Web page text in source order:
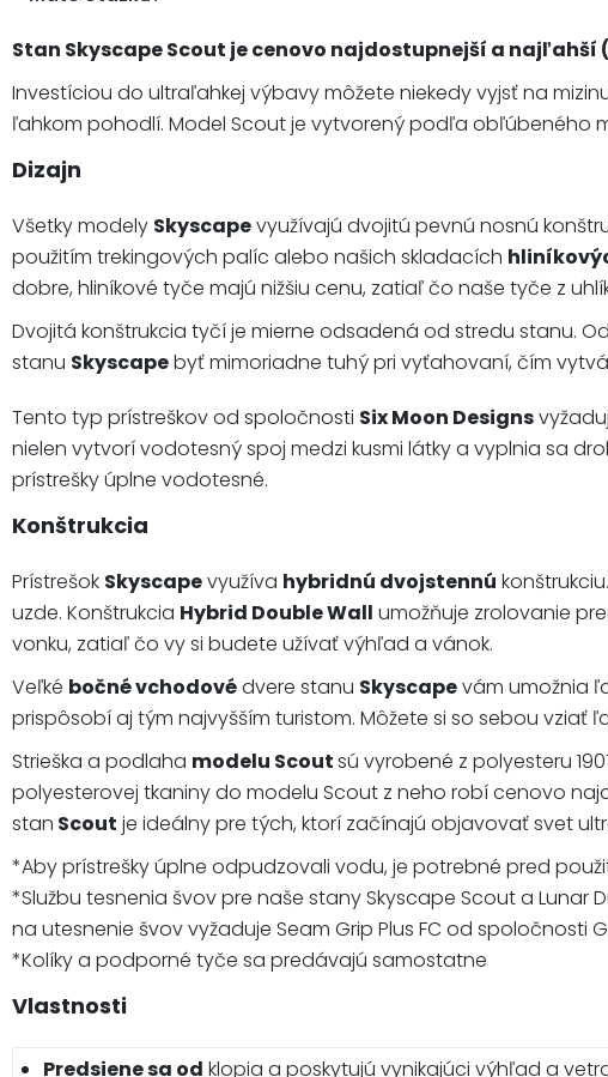
Stan Skyscape Scout je cenovo najdostupnejší a najľahší
Investíciou do ultraľahkej výbavy môžete niekedy vyjsť na
ľahkom pohodlí. Model Scout je vytvorený podľa obľúbeného
Dizajn
Všetky modely Skyscapevyužívajú dvojitú pevnú nosnú
použitím trekingových palíc alebo našich skladacích
dobre, hliníkové tyče majú nižšiu cenu, zatiaľ čo naše tyče z
Dvojitá konštrukcia tyčí je mierne odsadená od stredu stanu.
stanu Skyscapebyť mimoriadne tuhý pri vyťahovaní, čím
Tento typ prístreškov od spoločnosti Six Moon Designs
nielen vytvorí vodotesný spoj medzi kusmi látky a vyplnia sa
prístrešky úplne vodotesné.
Konštrukcia
Prístrešok Skyscapevyužíva hybridnú dvojstennú
uzde. Konštrukcia Hybrid Double Wall umožňuje zrolovanie
vonku, zatiaľ čo vy si budete užívať výhľad a vánok.
Veľké bočné vchodovédvere stanu Skyscapevám umožnia
prispôsobí aj tým najvyšším turistom. Môžete si so sebou vziať
Strieška a podlaha modelu Scoutsú vyrobené z polyesteru
polyesterovej tkaniny do modelu Scout z neho robí cenovo
stan Scout je ideálny pre tých, ktorí začínajú objavovať svet
*Aby prístrešky úplne odpudzovali vodu, je potrebné pred
*Službu tesnenia švov pre naše stany Skyscape Scout a Lunar
na utesnenie švov vyžaduje Seam Grip Plus FC od spoločnosti
*Kolíky a podporné tyče sa predávajú samostatne
Vlastnosti
Predsiene sa od klopia a poskytujú vynikajúci výhľad a